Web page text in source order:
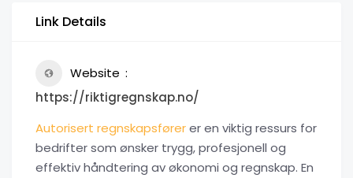
Link Details
Website
https://riktigregnskap.no/
Autorisert regnskapsførerer en viktig ressurs for
bedrifter som ønsker trygg, profesjonell og
effektiv håndtering av økonomi og regnskap. En